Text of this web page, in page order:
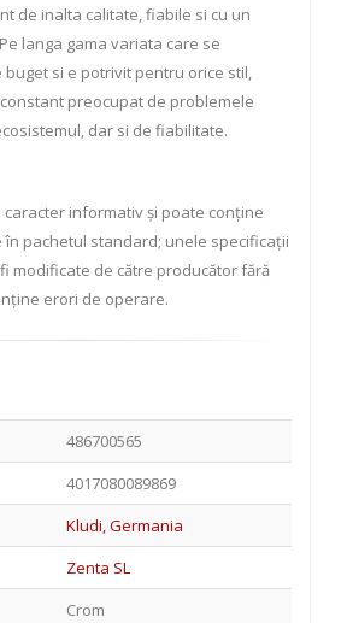
de inalta calitate, fiabile si cu un
langa gama variata care se
si e potrivit pentru orice stil,
preocupat de problemele
dar si de fiabilitate.
informativ și poate conține
în pachetul standard; unele specificații
modificate de către producător fără
erori de operare.
486700565
4017080089869
Kludi, Germania
Zenta SL
Crom